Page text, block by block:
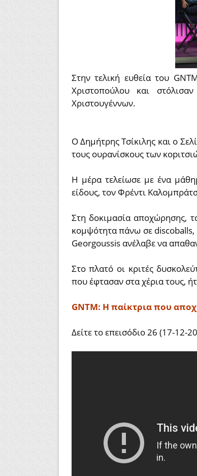
Στην τελική ευθεία του
Χριστοπούλου και
Χριστουγέννων.
Ο Δημήτρης Τσίκιλης και ο
τους ουρανίσκους των
Η μέρα τελείωσε με ένα
είδους, τον Φρέντι
Στη δοκιμασία αποχώρησης,
κομψότητα πάνω σε discoballs,
Georgoussis ανέλαβε να
Στο πλατό οι κριτές
που έφτασαν στα χέρια τους,
GNTM: Η παίκτρια που
Δείτε το επεισόδιο 26 (17-12-